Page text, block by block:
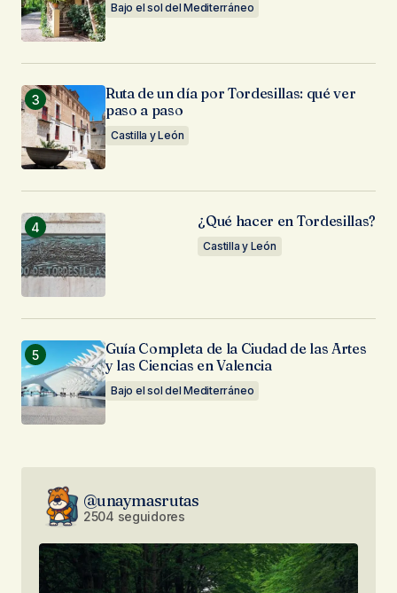
Bajo el sol del Mediterráneo
Ruta de un día por Tordesillas: qué ver
paso a paso
Castilla y León
¿Qué hacer en Tordesillas?
Castilla y León
Guía Completa de la Ciudad de las Artes
y las Ciencias en Valencia
Bajo el sol del Mediterráneo
@unaymasrutas
2504 seguidores